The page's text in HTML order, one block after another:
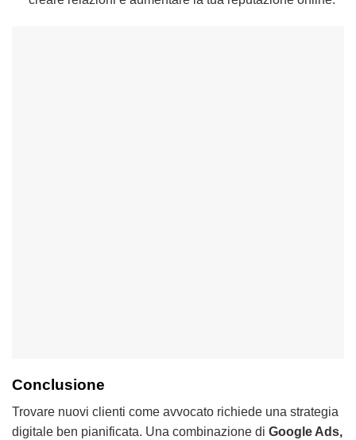
Conclusione
Trovare nuovi clienti come avvocato richiede una strategia
digitale ben pianificata. Una combinazione di Google Ads,